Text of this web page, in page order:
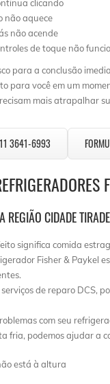
clicando
não aquece
não acende
de toque não
para a conclusão
para você em um
mais atrapalhar
11 3641-6993
REGIÃO CIDADE
significa comida
Fisher & Paykel
de reparo DCS,
com seu
fria, podemos ajudar a
está à altura